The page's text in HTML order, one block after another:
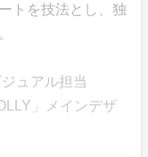
トを技法とし、独
ュアル担当
」メインデザ